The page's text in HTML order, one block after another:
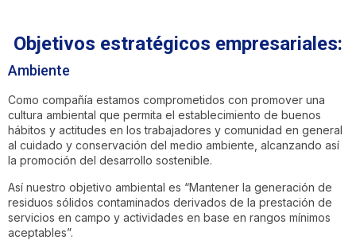
Objetivos estratégicos empresariales:
Ambiente
Como compañía estamos comprometidos con promover una
cultura ambiental que permita el establecimiento de buenos
hábitos y actitudes en los trabajadores y comunidad en general
al cuidado y conservación del medio ambiente, alcanzando así
la promoción del desarrollo sostenible.
Así nuestro objetivo ambiental es “Mantener la generación de
residuos sólidos contaminados derivados de la prestación de
servicios en campo y actividades en base en rangos mínimos
aceptables”.